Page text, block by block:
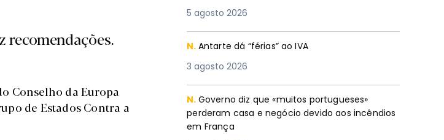
Conselho da Europa
de Estados Contra a
5 agosto 2026
N. Antarte dá “férias” ao IVA
3 agosto 2026
N. Governo diz que «muitos portugueses»
perderam casa e negócio devido aos incêndios
em França